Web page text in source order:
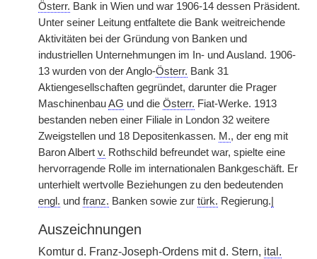
Österr. Bank in Wien und war 1906-14 dessen Präsident.
Unter seiner Leitung entfaltete die Bank weitreichende
Aktivitäten bei der Gründung von Banken und
industriellen Unternehmungen im In- und Ausland. 1906-
13 wurden von der Anglo-Österr. Bank 31
Aktiengesellschaften gegründet, darunter die Prager
MaschinenbauAG und die Österr. Fiat-Werke. 1913
bestanden neben einer Filiale in London 32 weitere
Zweigstellen und 18 Depositenkassen. M., der eng mit
Baron Albert v. Rothschild befreundet war, spielte eine
hervorragende Rolle im internationalen Bankgeschäft. Er
unterhielt wertvolle Beziehungen zu den bedeutenden
engl. und franz. Banken sowie zur türk. Regierung.
Auszeichnungen
Komtur d. Franz-Joseph-Ordens mit d. Stern, ital.